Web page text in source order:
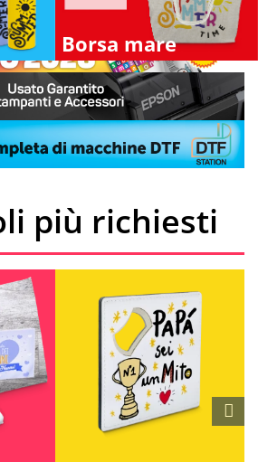
Borsa mare
più richiesti